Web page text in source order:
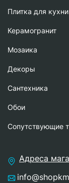
Плитка для кухни
Керамогранит
Мозаика
Декоры
Сантехника
Обои
Сопутствующие
Адреса